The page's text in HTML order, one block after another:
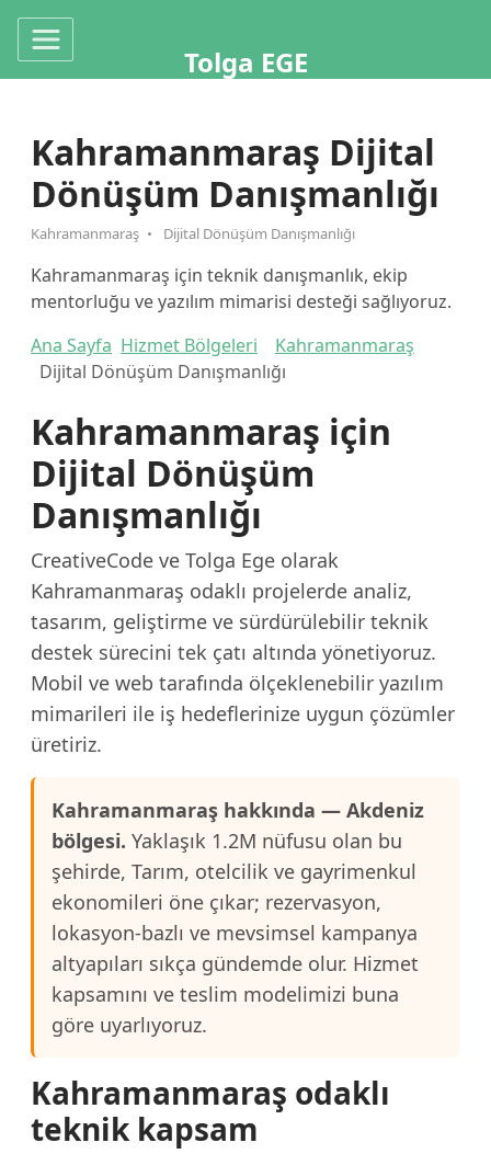
Tolga EGE
Kahramanmaraş Dijital
Dönüşüm Danışmanlığı
Kahramanmaraş Dijital Dönüşüm Danışmanlığı
Kahramanmaraş için teknik danışmanlık, ekip
mentorluğu ve yazılım mimarisi desteği sağlıyoruz.
Ana Sayfa Hizmet Bölgeleri
Kahramanmaraş
Dijital Dönüşüm Danışmanlığı
Kahramanmaraş için
Dijital Dönüşüm
Danışmanlığı
CreativeCode ve Tolga Ege olarak
Kahramanmaraş odaklı projelerde analiz,
tasarım, geliştirme ve sürdürülebilir teknik
destek sürecini tek çatı altında yönetiyoruz.
Mobil ve web tarafında ölçeklenebilir yazılım
mimarileri ile iş hedeflerinize uygun çözümler
üretiriz.
Kahramanmaraş hakkında — Akdeniz
bölgesi. Yaklaşık 1.2M nüfusu olan bu
şehirde, Tarım, otelcilik ve gayrimenkul
ekonomileri öne çıkar; rezervasyon,
lokasyon-bazlı ve mevsimsel kampanya
altyapıları sıkça gündemde olur. Hizmet
kapsamını ve teslim modelimizi buna
göre uyarlıyoruz.
Kahramanmaraş odaklı
teknik kapsam